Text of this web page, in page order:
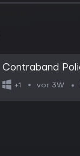
Contraband
+1 vor 3W